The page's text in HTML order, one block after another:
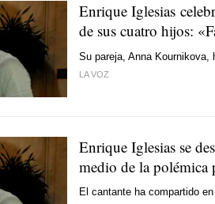
Enrique Iglesias
de sus cuatro hijos:
Su pareja, Anna Kournikova,
LA VOZ
Enrique Iglesias se
medio de la polémica
El cantante ha compartido